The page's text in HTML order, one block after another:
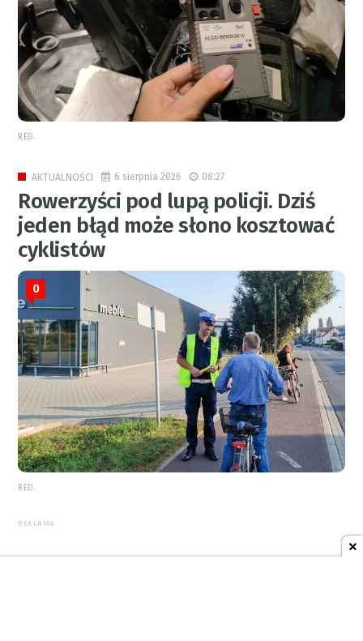
RED.
AKTUALNOŚCI 6 sierpnia 2026 08:27
Rowerzyści pod lupą policji. Dziś
jeden błąd może słono kosztować
cyklistów
0
RED.
REKLAMA